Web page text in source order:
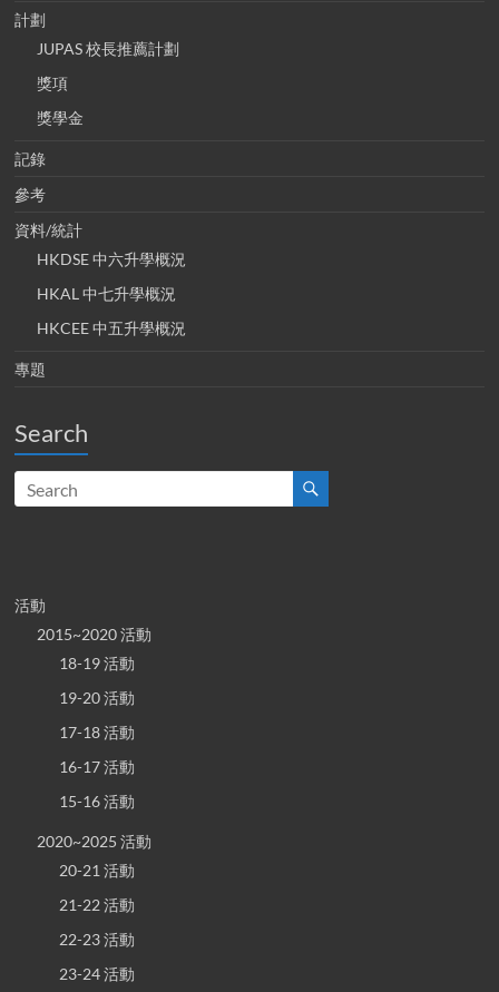
計劃
JUPAS 校長推薦計劃
獎項
獎學金
記錄
參考
資料/統計
HKDSE 中六升學概況
HKAL 中七升學概況
HKCEE 中五升學概況
專題
Search
活動
2015~2020 活動
18-19 活動
19-20 活動
17-18 活動
16-17 活動
15-16 活動
2020~2025 活動
20-21 活動
21-22 活動
22-23 活動
23-24 活動